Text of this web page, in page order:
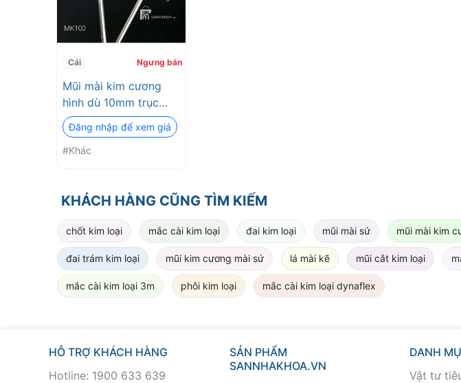
Cái Ngưng bán
Mũi mài kim cương
hình dù 10mm trục
2.35mm
Đăng nhập để xem giá
#Khác
KHÁCH HÀNG CŨNG TÌM KIẾM
chốt kim loại mắc cài kim loại đai kim loại mũi mài sứ mũi mài kim
đai trám kim loại mũi kim cương mài sứ lá mài kẽ mũi cắt kim loại
mắc cài kim loại 3m phôi kim loại mắc cài kim loại dynaflex
HỖ TRỢ KHÁCH HÀNG
Hotline: 1900 633 639
SẢN PHẨM
SANNHAKHOA.VN
DANH
Vật tư